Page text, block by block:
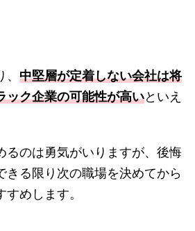
中堅層が定着しない会社は将
ック企業の可能性が高いといえ
るのは勇気がいりますが、後悔
きる限り次の職場を決めてから
めします。